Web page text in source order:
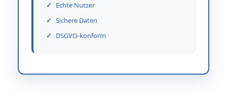
Echte Nutzer
Sichere Daten
DSGVO-konform